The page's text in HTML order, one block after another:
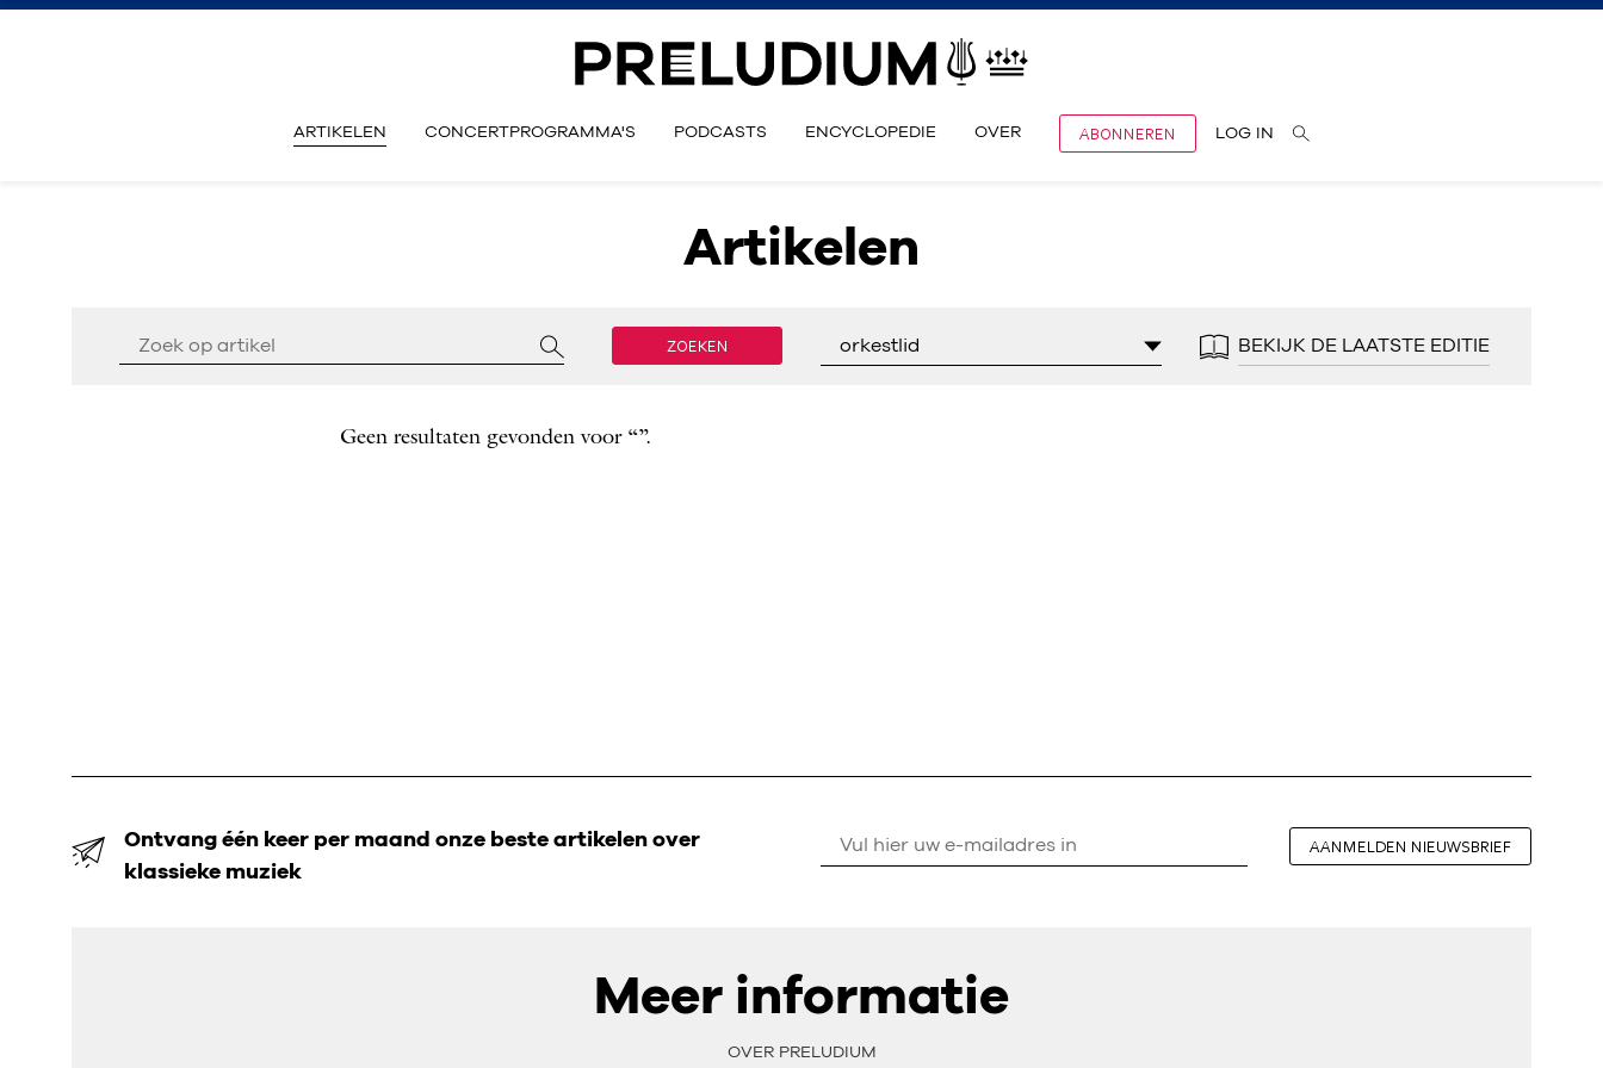
ARTIKELEN CONCERTPROGRAMMA'S PODCASTS ENCYCLOPEDIE OVER ABONNEREN LOG IN
Artikelen
ZOEKEN orkestlid BEKIJK DE LAATSTE EDITIE
Geen resultaten gevonden voor “”.
Ontvang één keer per maand onze beste artikelen over
klassieke muziek
AANMELDEN NIEUWSBRIEF
Meer informatie
OVER PRELUDIUM